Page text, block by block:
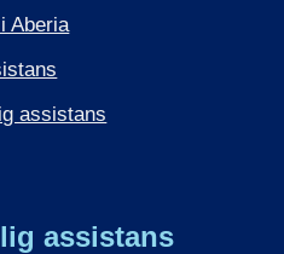
Aberia
assistans
assistans